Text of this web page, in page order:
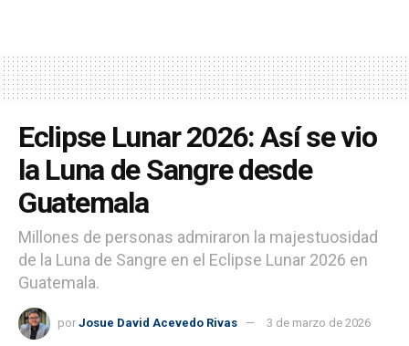
Eclipse Lunar 2026: Así se vio
la Luna de Sangre desde
Guatemala
Millones de personas admiraron la majestuosidad
de la Luna de Sangre en el Eclipse Lunar 2026 en
Guatemala.
por Josue David Acevedo Rivas 3 de marzo de 2026